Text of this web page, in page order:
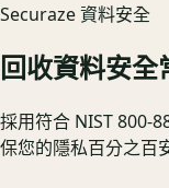
Securaze 資料安全
回收資料安全
採用符合 NIST 800-
保您的隱私百分之百